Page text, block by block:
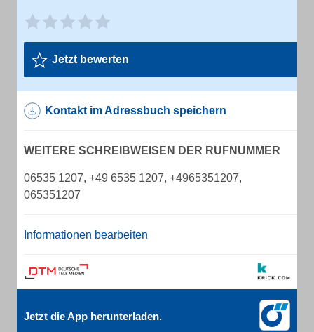
Jetzt bewerten
Kontakt im Adressbuch speichern
WEITERE SCHREIBWEISEN DER RUFNUMMER
06535 1207, +49 6535 1207, +4965351207,
065351207
Informationen bearbeiten
Jetzt die App herunterladen.